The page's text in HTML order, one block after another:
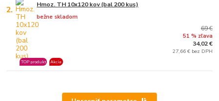
2. Hmoz. TH 10x120 kov (bal 200 kus)
bežne skladom
TOP produkt Akcia
69 €
51 % zľava
34,02 €
27,66 € bez DPH